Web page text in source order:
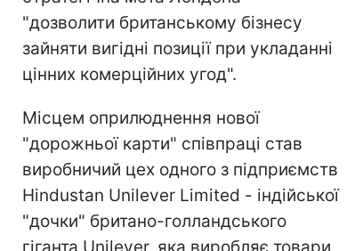
"дозволити британському бізнесу
зайняти вигідні позиції при укладанні
цінних комерційних угод".
Місцем оприлюднення нової
"дорожньої карти" співпраці став
виробничий цех одного з підприємств
Hindustan Unilever Limited - індійської
"дочки" британо-голландського